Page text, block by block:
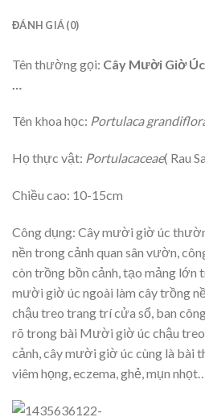
ĐÁNH GIÁ (0)
Tên thường gọi: Cây Mười Giờ
Tên khoa học: Portulaca
Họ thực vật: Portulacaceae( Rau
Chiều cao: 10-15cm
Công dụng: Cây mười giờ úc
nền trong cảnh quan sân vườn,
còn trồng bồn cảnh, tạo mảng lớn
mười giờ úc ngoài làm cây trồng
chậu treo trang trí cửa sổ, ban
rõ trong bài Mười giờ úc chậu
cảnh, cây mười giờ úc cùng là bài
viêm họng, eczema, ghẻ, mụn